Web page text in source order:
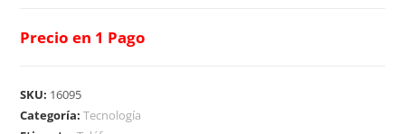
Precio en 1 Pago
SKU: 16095
Categoría:Tecnología